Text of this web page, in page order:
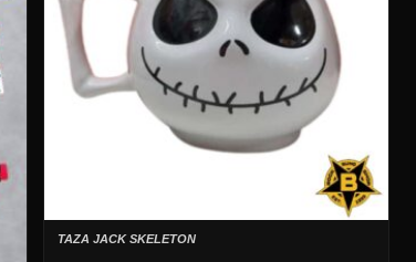
TAZA JACK SKELETON